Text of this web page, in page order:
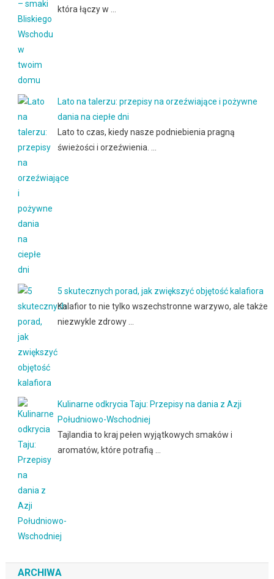
która łączy w …
Lato na talerzu: przepisy na orzeźwiające i pożywne
dania na ciepłe dni
Lato to czas, kiedy nasze podniebienia pragną
świeżości i orzeźwienia. …
5 skutecznych porad, jak zwiększyć objętość kalafiora
Kalafior to nie tylko wszechstronne warzywo, ale także
niezwykle zdrowy …
Kulinarne odkrycia Taju: Przepisy na dania z Azji
Południowo-Wschodniej
Tajlandia to kraj pełen wyjątkowych smaków i
aromatów, które potrafią …
ARCHIWA